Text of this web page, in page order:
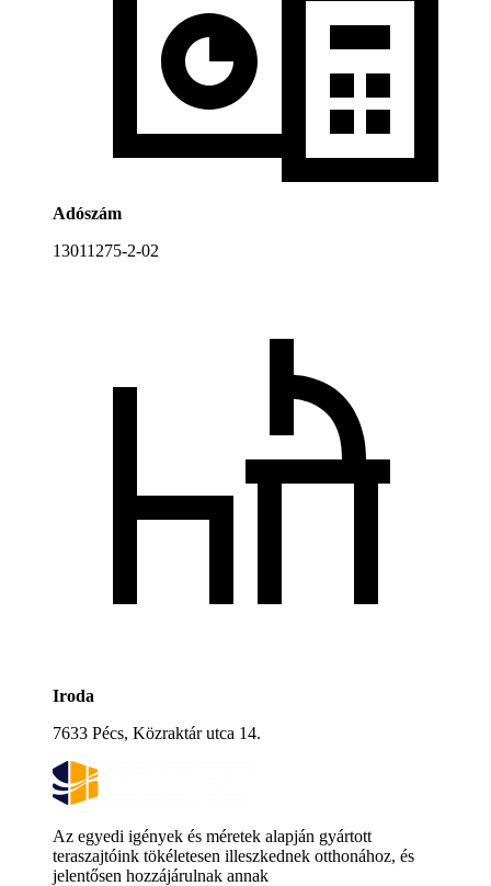
Adószám
13011275-2-02
Iroda
7633 Pécs, Közraktár utca 14.
Az egyedi igények és méretek alapján gyártott
teraszajtóink tökéletesen illeszkednek otthonához, és
jelentősen hozzájárulnak annak